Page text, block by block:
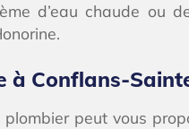
d’eau chaude ou
Conflans-
peut vous